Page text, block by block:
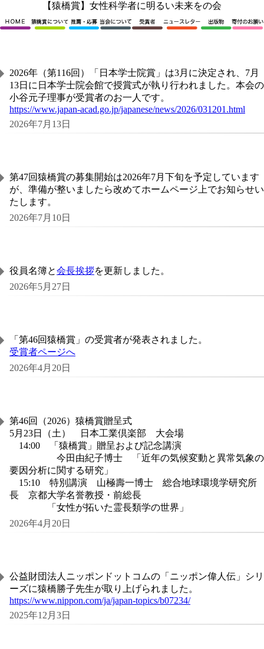
容
を
プ
【猿橋賞】女性科学者に明るい未来をの会
2026年（第116回）「日本学士院賞」は3月に決定され、7月
13日に日本学士院会館で授賞式が執り行われました。本会の
小谷元子理事が受賞者のお一人です。
https://www.japan-acad.go.jp/japanese/news/2026/031201.html
2026年7月13日
第47回猿橋賞の募集開始は2026年7月下旬を予定しています
が、準備が整いましたら改めてホームページ上でお知らせい
たします。
2026年7月10日
役員名簿と会長挨拶を更新しました。
2026年5月27日
「第46回猿橋賞」の受賞者が発表されました。
受賞者ページへ
2026年4月20日
第46回（2026）猿橋賞贈呈式
5月23日（土） 日本工業倶楽部 大会場
14:00 「猿橋賞」贈呈および記念講演
今田由紀子博士 「近年の気候変動と異常気象の
要因分析に関する研究」
15:10 特別講演 山極壽一博士 総合地球環境学研究所
長 京都大学名誉教授・前総長
「女性が拓いた霊長類学の世界」
2026年4月20日
公益財団法人ニッポンドットコムの「ニッポン偉人伝」シリ
ーズに猿橋勝子先生が取り上げられました。
https://www.nippon.com/ja/japan-topics/b07234/
2025年12月3日